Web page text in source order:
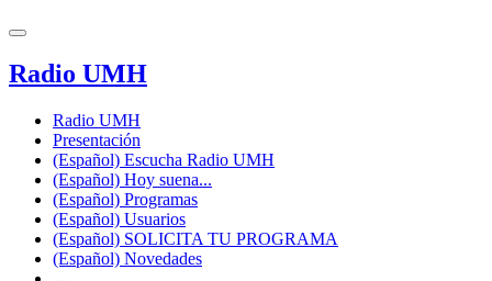
Radio UMH
Radio UMH
Presentación
(Español) Escucha Radio UMH
(Español) Hoy suena...
(Español) Programas
(Español) Usuarios
(Español) SOLICITA TU PROGRAMA
(Español) Novedades